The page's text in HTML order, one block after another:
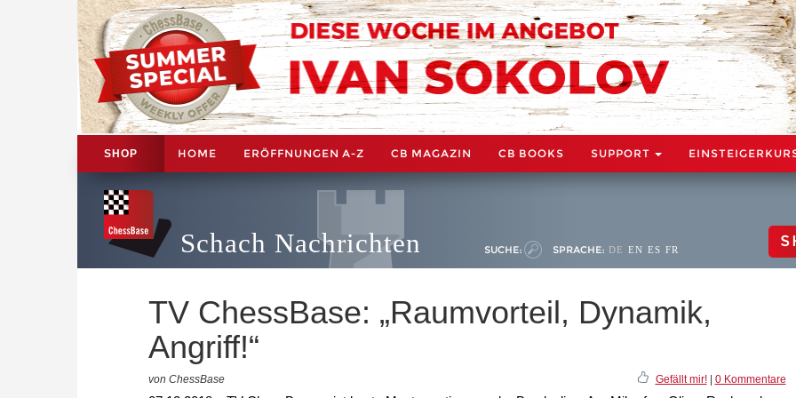
SHOP HOME ERÖFFNUNGEN A-Z CB MAGAZIN CB BOOKS SUPPORT
Schach Nachrichten SUCHE: SPRACHE: DE EN ES FR
TV ChessBase: „Raumvorteil, Dynamik,
Angriff!“
von ChessBase Gefällt mir!| 0 Kommentare